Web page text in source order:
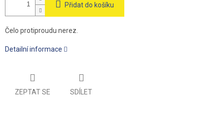
Přidat do košíku
Čelo protiproudu nerez.
Detailní informace
ZEPTAT SE SDÍLET